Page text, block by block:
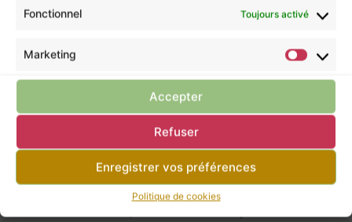
Fonctionnel Toujours activé
Marketing
Accepter
Refuser
Enregistrer vos préférences
Politique de cookies
La septaria est réputée pour soutenir la
Elle accompagnerait les périodes de transition
structurant les idées et les projets.
et les cristallisations varient d’une pièce à l’autre,
faisant de chaque septaria un véritable paysage
minéral singulier.